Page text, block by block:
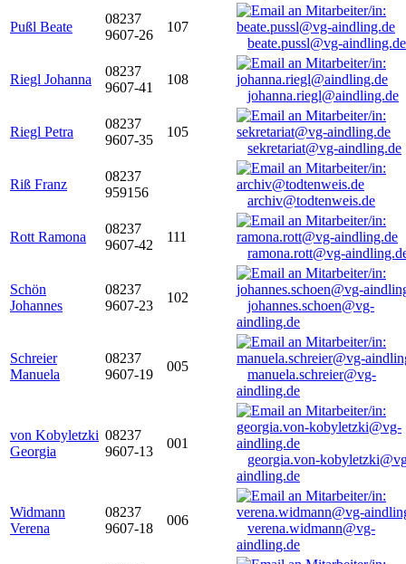
Pußl Beate
08237
9607-26
107
beate.pussl@vg-aindling.de
Riegl Johanna
08237
9607-41
108
johanna.riegl@aindling.de
Riegl Petra
08237
9607-35
105
sekretariat@vg-aindling.de
Riß Franz
08237
959156
archiv@todtenweis.de
Rott Ramona
08237
9607-42
111
ramona.rott@vg-
Schön
Johannes
08237
9607-23
102
johannes.schoen@vg-
aindling.de
Schreier
Manuela
08237
9607-19
005
manuela.schreier@vg-
aindling.de
von Kobyletzki
Georgia
08237
9607-13
001
georgia.von-
aindling.de
Widmann
Verena
08237
9607-18
006
verena.widmann@vg-
aindling.de